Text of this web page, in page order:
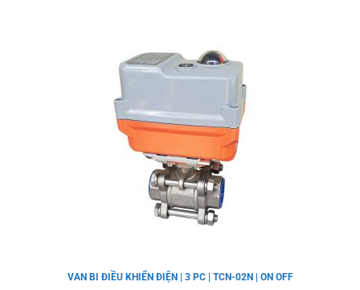
VAN BI ĐIỀU KHIỂN ĐIỆN | 3 PC | TCN-02N | ON OFF